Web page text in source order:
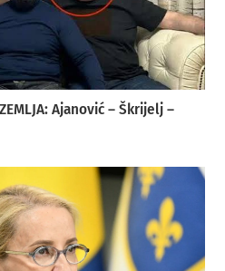
Ajanović – Škrijelj –